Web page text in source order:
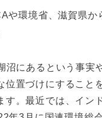
や環境省、滋賀県
沼にあるという事
位置づけにすること
す。最近では、イン